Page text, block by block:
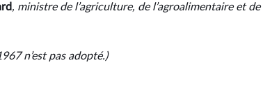
, ministre de l’agriculture, de l’agroalimentaire et
n’est pas adopté.)